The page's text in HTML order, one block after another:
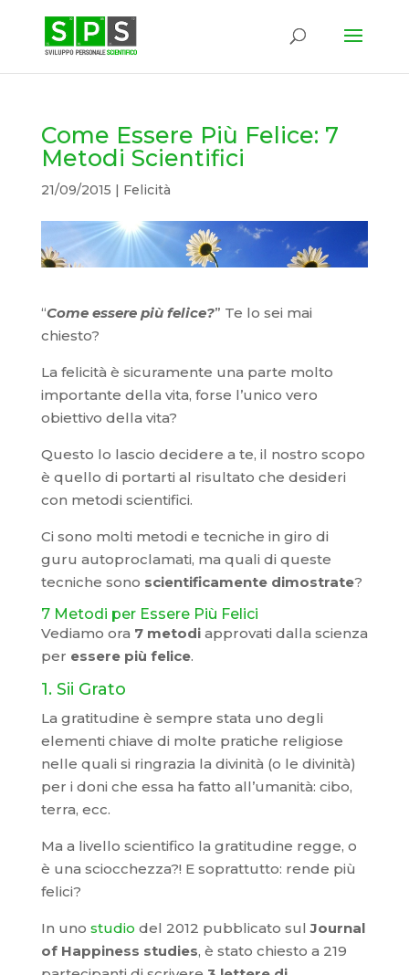
Come Essere Più Felice: 7
Metodi Scientifici
21/09/2015 | Felicità
“Come essere più felice?” Te lo sei mai
chiesto?
La felicità è sicuramente una parte molto
importante della vita, forse l’unico vero
obiettivo della vita?
Questo lo lascio decidere a te, il nostro scopo
è quello di portarti al risultato che desideri
con metodi scientifici.
Ci sono molti metodi e tecniche in giro di
guru autoproclamati, ma quali di queste
tecniche sono scientificamente dimostrate?
7 Metodi per Essere Più Felici
Vediamo ora 7 metodiapprovati dalla scienza
per essere più felice.
1. Sii Grato
La gratitudine è sempre stata uno degli
elementi chiave di molte pratiche religiose
nelle quali si ringrazia la divinità (o le divinità)
per i doni che essa ha fatto all’umanità: cibo,
terra, ecc.
Ma a livello scientifico la gratitudine regge, o
è una sciocchezza?! E soprattutto: rende più
felici?
In uno studio del 2012 pubblicato sulJournal
of Happiness studies, è stato chiesto a 219